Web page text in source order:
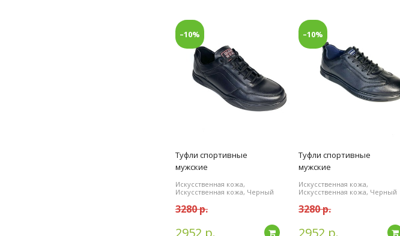
–10%
Туфли спортивные
мужские
Искусственная кожа,
Искусственная кожа, Черный
3280 р.
2952 р. Подробнее
–10%
Туфли спортивные
мужские
Искусственная кожа,
Искусственная кожа, Черный
3280 р.
2952 р.